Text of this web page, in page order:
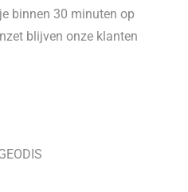
binnen 30 minuten op
blijven onze klanten